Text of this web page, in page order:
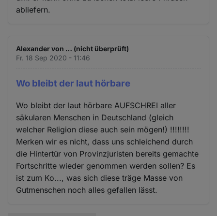
abliefern.
Alexander von … (nicht überprüft)
Fr. 18 Sep 2020 - 11:46
Wo bleibt der laut hörbare
Wo bleibt der laut hörbare AUFSCHREI aller
säkularen Menschen in Deutschland (gleich
welcher Religion diese auch sein mögen!) !!!!!!!!
Merken wir es nicht, dass uns schleichend durch
die Hintertür von Provinzjuristen bereits gemachte
Fortschritte wieder genommen werden sollen? Es
ist zum Ko..., was sich diese träge Masse von
Gutmenschen noch alles gefallen lässt.